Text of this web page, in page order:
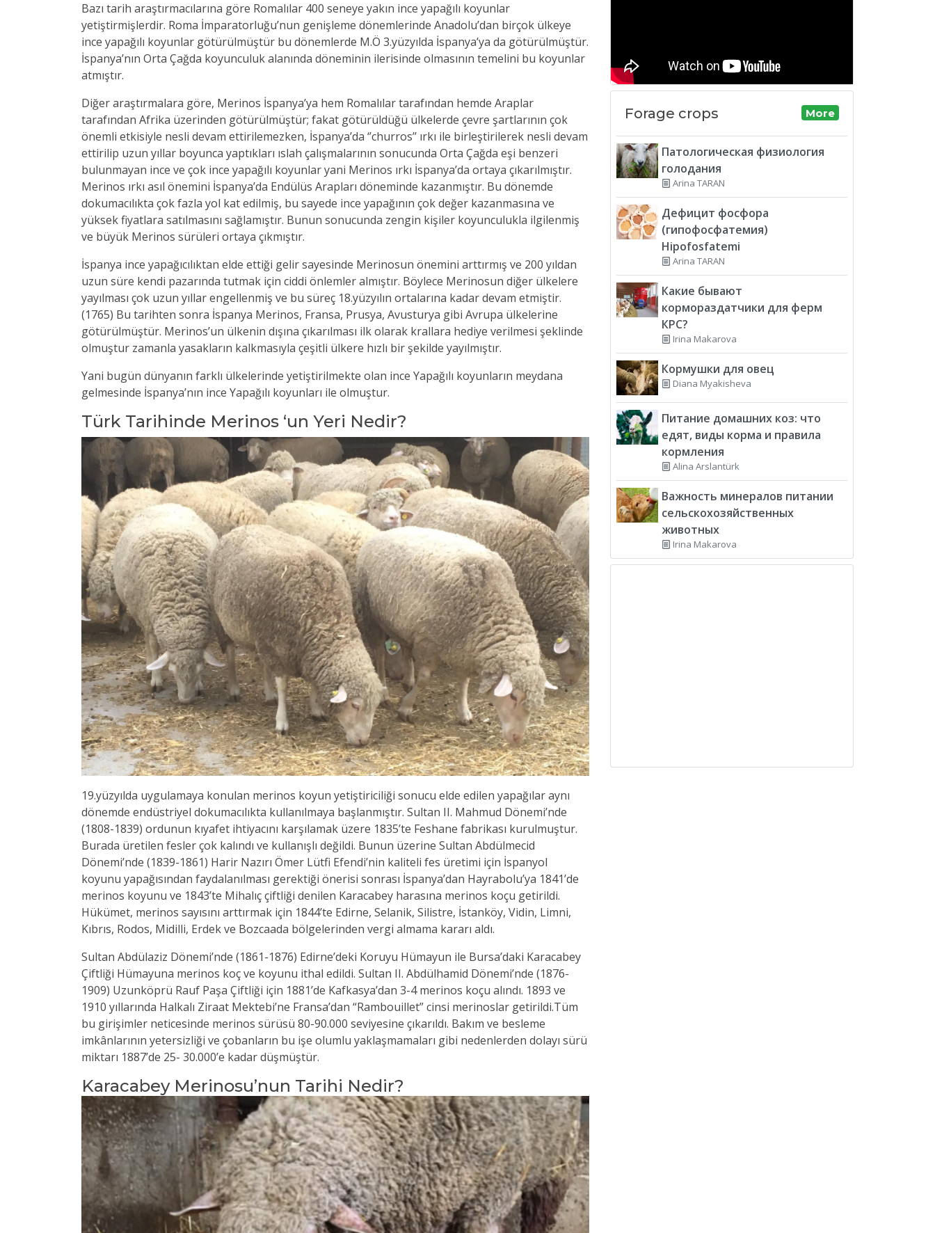
Bazı tarih araştırmacılarına göre Romalılar 400 seneye yakın ince yapağılı koyunlar
yetiştirmişlerdir. Roma İmparatorluğu’nun genişleme dönemlerinde Anadolu’dan birçok ülkeye
ince yapağılı koyunlar götürülmüştür bu dönemlerde M.Ö 3.yüzyılda İspanya’ya da götürülmüştür.
İspanya’nın Orta Çağda koyunculuk alanında döneminin ilerisinde olmasının temelini bu koyunlar
atmıştır.
Diğer araştırmalara göre, Merinos İspanya’ya hem Romalılar tarafından hemde Araplar
tarafından Afrika üzerinden götürülmüştür; fakat götürüldüğü ülkelerde çevre şartlarının çok
önemli etkisiyle nesli devam ettirilemezken, İspanya’da ‘’churros’’ ırkı ile birleştirilerek nesli devam
ettirilip uzun yıllar boyunca yaptıkları ıslah çalışmalarının sonucunda Orta Çağda eşi benzeri
bulunmayan ince ve çok ince yapağılı koyunlar yani Merinos ırkı İspanya’da ortaya çıkarılmıştır.
Merinos ırkı asıl önemini İspanya’da Endülüs Arapları döneminde kazanmıştır. Bu dönemde
dokumacılıkta çok fazla yol kat edilmiş, bu sayede ince yapağının çok değer kazanmasına ve
yüksek fiyatlara satılmasını sağlamıştır. Bunun sonucunda zengin kişiler koyunculukla ilgilenmiş
ve büyük Merinos sürüleri ortaya çıkmıştır.
İspanya ince yapağıcılıktan elde ettiği gelir sayesinde Merinosun önemini arttırmış ve 200 yıldan
uzun süre kendi pazarında tutmak için ciddi önlemler almıştır. Böylece Merinosun diğer ülkelere
yayılması çok uzun yıllar engellenmiş ve bu süreç 18.yüzyılın ortalarına kadar devam etmiştir.
(1765) Bu tarihten sonra İspanya Merinos, Fransa, Prusya, Avusturya gibi Avrupa ülkelerine
götürülmüştür. Merinos’un ülkenin dışına çıkarılması ilk olarak krallara hediye verilmesi şeklinde
olmuştur zamanla yasakların kalkmasıyla çeşitli ülkere hızlı bir şekilde yayılmıştır.
Yani bugün dünyanın farklı ülkelerinde yetiştirilmekte olan ince Yapağılı koyunların meydana
gelmesinde İspanya’nın ince Yapağılı koyunları ile olmuştur.
Türk Tarihinde Merinos ‘un Yeri Nedir?
19.yüzyılda uygulamaya konulan merinos koyun yetiştiriciliği sonucu elde edilen yapağılar aynı
dönemde endüstriyel dokumacılıkta kullanılmaya başlanmıştır. Sultan II. Mahmud Dönemi’nde
(1808-1839) ordunun kıyafet ihtiyacını karşılamak üzere 1835’te Feshane fabrikası kurulmuştur.
Burada üretilen fesler çok kalındı ve kullanışlı değildi. Bunun üzerine Sultan Abdülmecid
Dönemi’nde (1839-1861) Harir Nazırı Ömer Lütfi Efendi’nin kaliteli fes üretimi için İspanyol
koyunu yapağısından faydalanılması gerektiği önerisi sonrası İspanya’dan Hayrabolu’ya 1841’de
merinos koyunu ve 1843’te Mihalıç çiftliği denilen Karacabey harasına merinos koçu getirildi.
Hükümet, merinos sayısını arttırmak için 1844’te Edirne, Selanik, Silistre, İstanköy, Vidin, Limni,
Kıbrıs, Rodos, Midilli, Erdek ve Bozcaada bölgelerinden vergi almama kararı aldı.
Sultan Abdülaziz Dönemi’nde (1861-1876) Edirne’deki Koruyu Hümayun ile Bursa’daki Karacabey
Çiftliği Hümayuna merinos koç ve koyunu ithal edildi. Sultan II. Abdülhamid Dönemi’nde (1876-
1909) Uzunköprü Rauf Paşa Çiftliği için 1881’de Kafkasya’dan 3-4 merinos koçu alındı. 1893 ve
1910 yıllarında Halkalı Ziraat Mektebi’ne Fransa’dan “Rambouillet” cinsi merinoslar getirildi.Tüm
bu girişimler neticesinde merinos sürüsü 80-90.000 seviyesine çıkarıldı. Bakım ve besleme
imkânlarının yetersizliği ve çobanların bu işe olumlu yaklaşmamaları gibi nedenlerden dolayı sürü
miktarı 1887’de 25- 30.000’e kadar düşmüştür.
Karacabey Merinosu’nun Tarihi Nedir?
Forage crops More
Патологическая физиология
голодания
Arina TARAN
Дефицит фосфора
(гипофосфатемия)
Hipofosfatemi
Arina TARAN
Какие бывают
кормораздатчики для ферм
КРС?
Irina Makarova
Кормушки для овец
Diana Myakisheva
Питание домашних коз: что
едят, виды корма и правила
кормления
Alina Arslantürk
Важность минералов питании
сельскохозяйственных
животных
Irina Makarova